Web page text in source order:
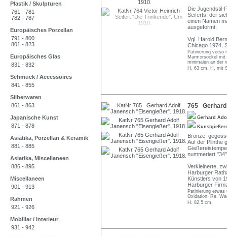
Plastik / Skulpturen
761 - 781
782 - 787
Europäisches Porzellan
791 - 800
801 - 823
Europäisches Glas
831 - 832
Schmuck / Accessoires
841 - 855
Silberwaren
861 - 863
Japanische Kunst
871 - 878
Asiatika, Porzellan & Keramik
881 - 885
Asiatika, Miscellaneen
886 - 895
Miscellaneen
901 - 913
Rahmen
921 - 926
Mobiliar / Interieur
931 - 942
Die Jugendstil-
Seiferts, der
einen Namen
ausgeformt.
Vgl. Harold
Chicago 1974,
Patinierung verso
Marmorsockel
minimalen an der
H. 63 cm, H. mit
765 Gerhard
Gerhard
Bronze,
Auf der Plinthe
nummeriert
Verkleinerte,
Harburger
Künstlers von
Harburger
Patinierung
Oxidation. Re.
H. 82,5 cm.